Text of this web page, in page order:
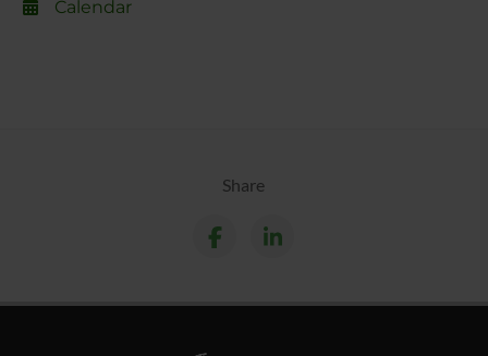
Calendar
Share